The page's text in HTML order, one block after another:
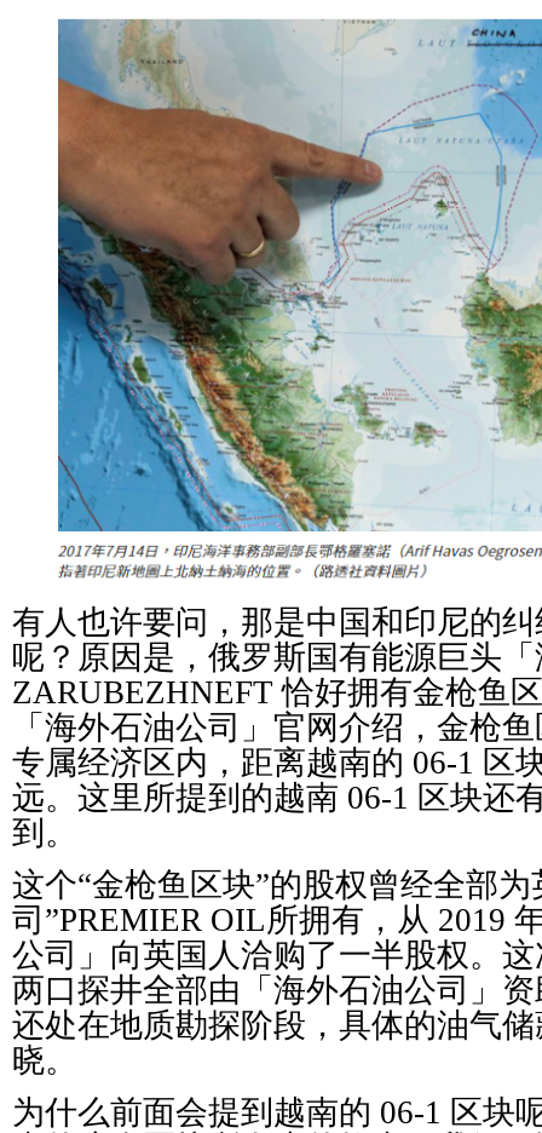
有人也许要问，那是中国和印尼的
呢？原因是，俄罗斯国有能源巨头
ZARUBEZHNEFT 恰好拥有金枪鱼
「海外石油公司」官网介绍，金枪
专属经济区内，距离越南的 06-1 区
远。这里所提到的越南 06-1 区块还
到。
这个“金枪鱼区块”的股权曾经全部
司”PREMIER OIL所拥有，从 2019
公司」向英国人洽购了一半股权。
两口探井全部由「海外石油公司」
还处在地质勘探阶段，具体的油气
晓。
为什么前面会提到越南的 06-1 区块